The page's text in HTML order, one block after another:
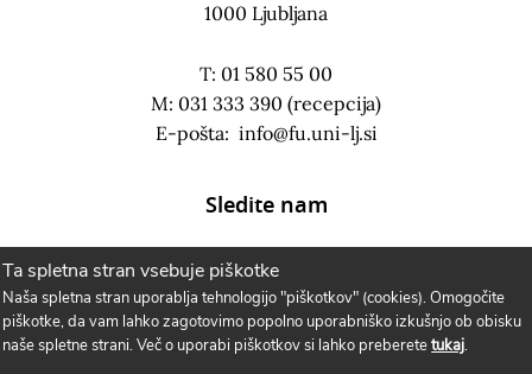
Ta spletna stran vsebuje piškotke
Naša spletna stran uporablja tehnologijo "piškotkov" (cookies). Omogočite
piškotke, da vam lahko zagotovimo popolno uporabniško izkušnjo ob obisku
naše spletne strani. Več o uporabi piškotkov si lahko preberetetukaj.
1000 Ljubljana
T: 01 580 55 00
M: 031 333 390 (recepcija)
E-pošta: info@fu.uni-lj.si
Sledite nam